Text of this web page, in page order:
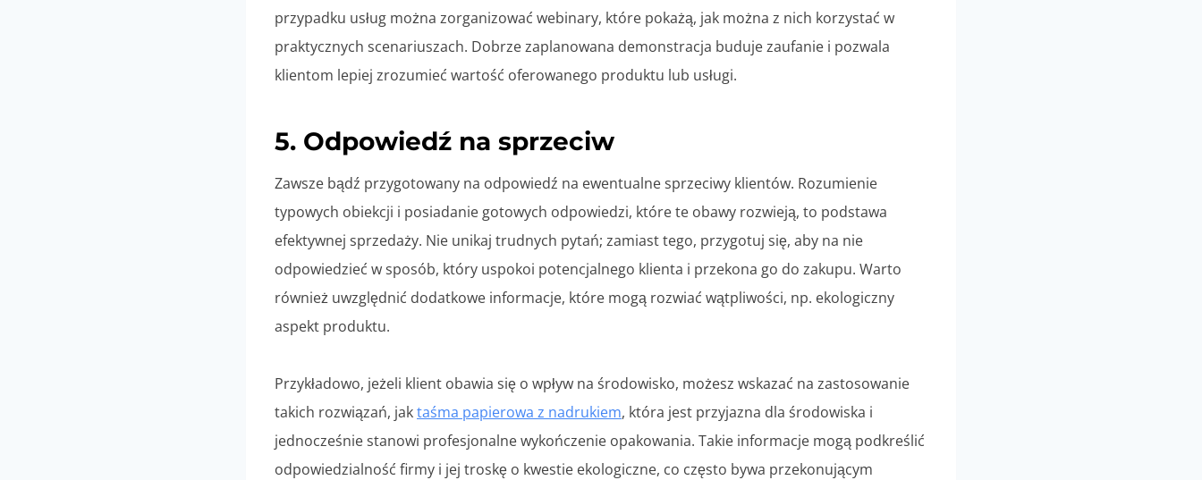
przypadku usług można zorganizować webinary, które pokażą, jak można z nich korzystać w
praktycznych scenariuszach. Dobrze zaplanowana demonstracja buduje zaufanie i pozwala
klientom lepiej zrozumieć wartość oferowanego produktu lub usługi.
5. Odpowiedź na sprzeciw
Zawsze bądź przygotowany na odpowiedź na ewentualne sprzeciwy klientów. Rozumienie
typowych obiekcji i posiadanie gotowych odpowiedzi, które te obawy rozwieją, to podstawa
efektywnej sprzedaży. Nie unikaj trudnych pytań; zamiast tego, przygotuj się, aby na nie
odpowiedzieć w sposób, który uspokoi potencjalnego klienta i przekona go do zakupu. Warto
również uwzględnić dodatkowe informacje, które mogą rozwiać wątpliwości, np. ekologiczny
aspekt produktu.
Przykładowo, jeżeli klient obawia się o wpływ na środowisko, możesz wskazać na zastosowanie
takich rozwiązań, jaktaśma papierowa z nadrukiem, która jest przyjazna dla środowiska i
jednocześnie stanowi profesjonalne wykończenie opakowania. Takie informacje mogą podkreślić
odpowiedzialność firmy i jej troskę o kwestie ekologiczne, co często bywa przekonującym